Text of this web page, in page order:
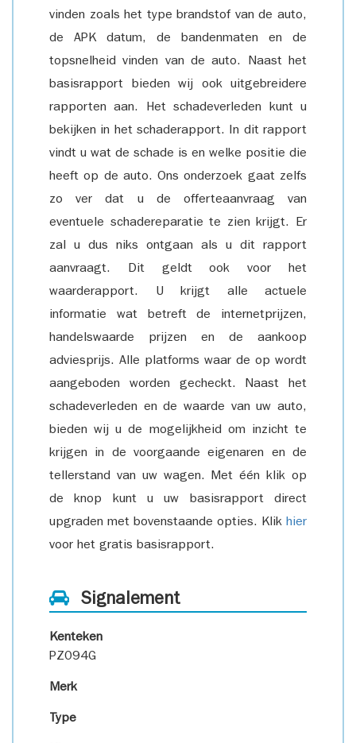
vinden zoals het type brandstof van de auto,
de APK datum, de bandenmaten en de
topsnelheid vinden van de auto. Naast het
basisrapport bieden wij ook uitgebreidere
rapporten aan. Het schadeverleden kunt u
bekijken in het schaderapport. In dit rapport
vindt u wat de schade is en welke positie die
heeft op de auto. Ons onderzoek gaat zelfs
zo ver dat u de offerteaanvraag van
eventuele schadereparatie te zien krijgt. Er
zal u dus niks ontgaan als u dit rapport
aanvraagt. Dit geldt ook voor het
waarderapport. U krijgt alle actuele
informatie wat betreft de internetprijzen,
handelswaarde prijzen en de aankoop
adviesprijs. Alle platforms waar de op wordt
aangeboden worden gecheckt. Naast het
schadeverleden en de waarde van uw auto,
bieden wij u de mogelijkheid om inzicht te
krijgen in de voorgaande eigenaren en de
tellerstand van uw wagen. Met één klik op
de knop kunt u uw basisrapport direct
upgraden met bovenstaande opties. Klik hier
voor het gratis basisrapport.
Signalement
Kenteken
PZ094G
Merk
Type